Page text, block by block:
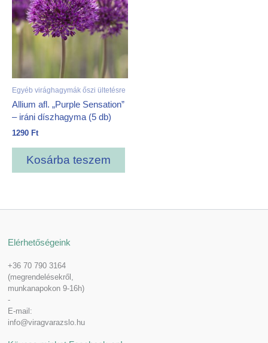
Egyéb virághagymák őszi ültetésre
Allium afl. „Purple Sensation”
– iráni díszhagyma (5 db)
1290 Ft
Kosárba teszem
Elérhetőségeink
+36 70 790 3164
(megrendelésekről,
munkanapokon 9-16h)
-
E-mail:
info@viragvarazslo.hu